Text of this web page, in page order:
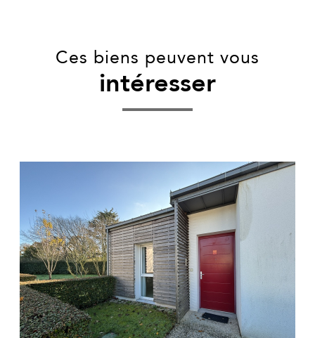
Ces biens peuvent vous
intéresser
voir le bien